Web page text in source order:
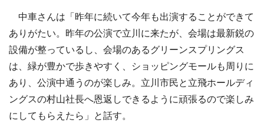
中車さんは「昨年に続いて今年も出演することができて
ありがたい。昨年の公演で立川に来たが、会場は最新鋭の
設備が整っているし、会場のあるグリーンスプリングス
は、緑が豊かで歩きやすく、ショッピングモールも周りに
あり、公演中通うのが楽しみ。立川市民と立飛ホールディ
ングスの村山社長へ恩返しできるように頑張るので楽しみ
にしてもらえたら」と話す。